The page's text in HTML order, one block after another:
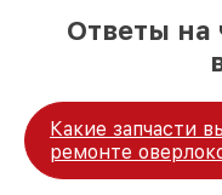
Для получения
оставьте заявку
посетите нас по
Мы обеспечим
вашего
Ответы на
Какие запчасти
ремонте